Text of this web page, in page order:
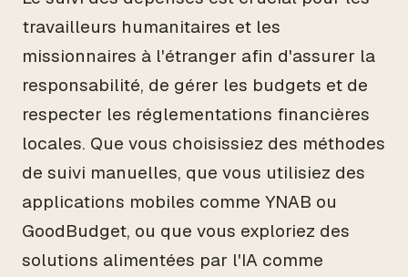
travailleurs humanitaires et les
missionnaires à l'étranger afin d'assurer la
responsabilité, de gérer les budgets et de
respecter les réglementations financières
locales. Que vous choisissiez des méthodes
de suivi manuelles, que vous utilisiez des
applications mobiles comme YNAB ou
GoodBudget, ou que vous exploriez des
solutions alimentées par l'IA comme